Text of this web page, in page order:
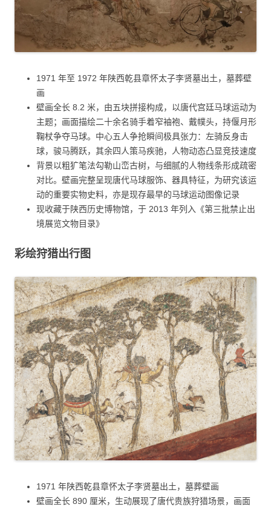
1971 年至 1972 年陕西乾县章怀太子李贤墓出土，墓葬壁
画
壁画全长 8.2 米，由五块拼接构成，以唐代宫廷马球运动为
主题；画面描绘二十余名骑手着窄袖袍、戴幞头，持偃月形
鞠杖争夺马球。中心五人争抢瞬间极具张力：左骑反身击
球，骏马腾跃，其余四人策马疾驰，人物动态凸显竞技速度
背景以粗犷笔法勾勒山峦古树，与细腻的人物线条形成疏密
对比。壁画完整呈现唐代马球服饰、器具特征，为研究该运
动的重要实物史料，亦是现存最早的马球运动图像记录
现收藏于陕西历史博物馆，于 2013 年列入《第三批禁止出
境展览文物目录》
彩绘狩猎出行图
1971 年陕西乾县章怀太子李贤墓出土，墓葬壁画
壁画全长 890 厘米，生动展现了唐代贵族狩猎场景，画面